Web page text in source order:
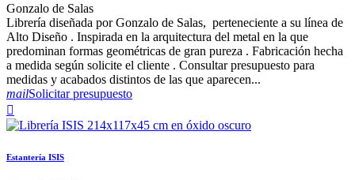
Gonzalo de Salas
Librería diseñada por Gonzalo de Salas, perteneciente a su línea de
Alto Diseño . Inspirada en la arquitectura del metal en la que
predominan formas geométricas de gran pureza . Fabricación hecha
a medida según solicite el cliente . Consultar presupuesto para
medidas y acabados distintos de las que aparecen...
mailSolicitar presupuesto

Estantería ISIS